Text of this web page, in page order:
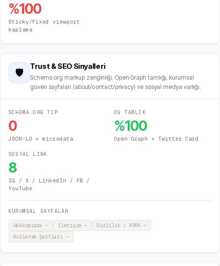
%100
Sticky/fixed viewport
kaplama
🛡️
Trust & SEO Sinyalleri
Schema.org markup zenginliği, Open Graph tamlığı, kurumsal
güven sayfaları (about/contact/privacy) ve sosyal medya varlığı.
SCHEMA.ORG TİP
0
JSON-LD + microdata
OG TAMLIK
%100
Open Graph + Twitter Card
SOSYAL LİNK
8
IG / X / LinkedIn / FB /
YouTube
KURUMSAL SAYFALAR
Hakkımızda — İletişim — Gizlilik / KVKK —
Kullanım Şartları —